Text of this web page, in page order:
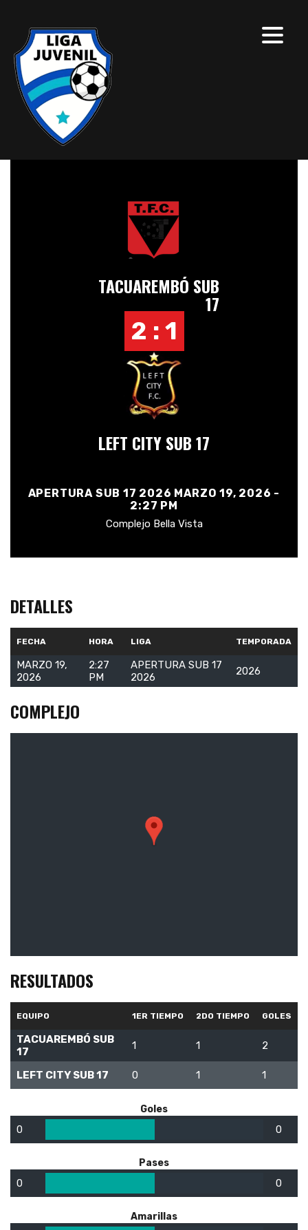
TACUAREMBÓ SUB
17
2 : 1
LEFT CITY SUB 17
APERTURA SUB 17 2026 MARZO 19, 2026 -
2:27 PM
Complejo Bella Vista
DETALLES
FECHA HORA LIGA TEMPORADA
MARZO 19,
2026
2:27
PM
APERTURA SUB 17
2026
2026
COMPLEJO
RESULTADOS
EQUIPO 1ER TIEMPO 2DO TIEMPO GOLES
TACUAREMBÓ SUB
17
1 1 2
LEFT CITY SUB 17 0 1 1
Goles
0 0
Pases
0 0
Amarillas